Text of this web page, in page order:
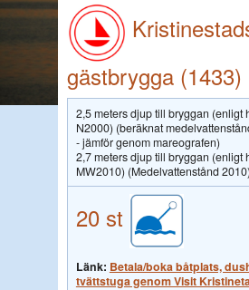
gästbrygga (1433)
2,5 meters djup till bryggan (enligt
N2000) (beräknat
- jämför genom mareografen)
2,7 meters djup till bryggan (enligt
MW2010) (Medelvattenstånd
20 st
Länk: Betala/boka båtplats,
tvättstuga genom Visit